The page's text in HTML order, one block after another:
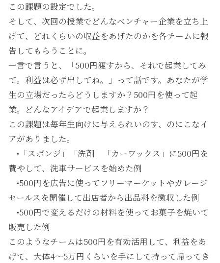
この課題の設定でした。
そして、次回の授業でどんなベンチャー企業を立ち上
げて、どれくらいの収益をあげたのかを各チームに報
告してもらうことに。
一言で言うと、「500円渡すから、それで起業してみ
て。利益は必ず出してね。」って話です。あなたが学
生の立場だったらどうしますか？500円を使って起
業。どんなアイデアで起業しますか？
この課題は毎年生向けに与えられいのす、のにこなイ
アがありました。
•「スポンジ」「洗剤」「カーワックス」に500円を
費やして、洗車サービスを始めた例
•500円を広告に使ってフリーマーケットやガレージ
セールスを開催して出店者から出品料を徴収した例
•500円で変えるだけの材料を使ってお菓子を焼いて
販売した例
このようなチームは500円を有効活用して、利益をあ
げて、大体4〜5万円くらいを手にして持って帰ってき